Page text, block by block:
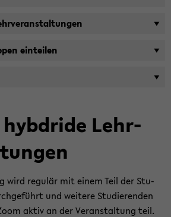
ein­tei­len
hyb­dri­de Lehr­
wird re­gu­lär mit einem Teil der Stu­
und wei­te­re Stu­die­ren­den
aktiv an der Ver­an­stal­tung teil.